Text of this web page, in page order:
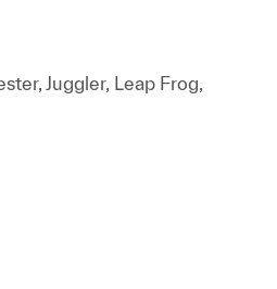
Juggler, Leap Frog,